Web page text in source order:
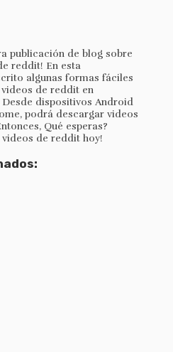
publicación de blog sobre
reddit! En esta
algunas formas fáciles
de reddit en
dispositivos Android
podrá descargar videos
Qué esperas?
videos de reddit hoy!